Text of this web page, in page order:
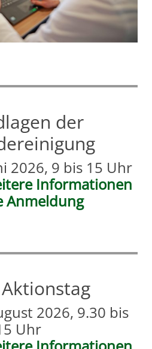
der
2026, 9 bis 15 Uhr
Informationen
Anmeldung
2026, 9.30 bis
Uhr